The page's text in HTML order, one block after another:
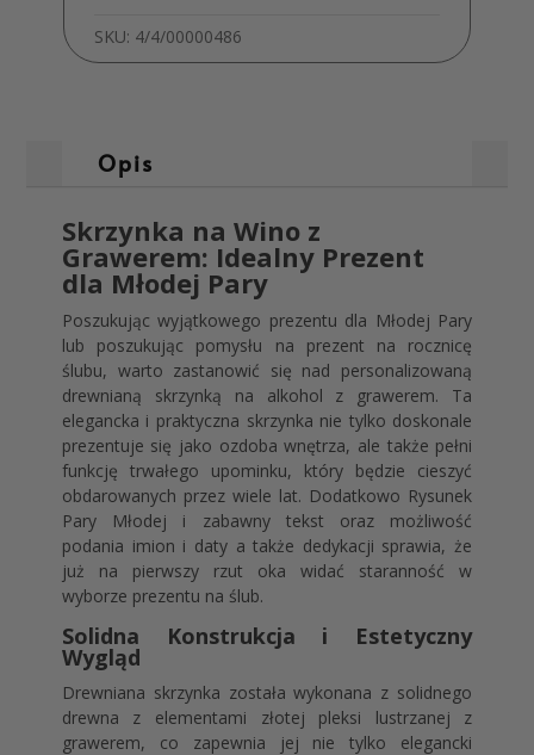
SKU: 4/4/00000486
Opis
Skrzynka na Wino z
Grawerem: Idealny Prezent
dla Młodej Pary
Poszukując wyjątkowego prezentu dla Młodej Pary
lub poszukując pomysłu na prezent na rocznicę
ślubu, warto zastanowić się nad personalizowaną
drewnianą skrzynką na alkohol z grawerem. Ta
elegancka i praktyczna skrzynka nie tylko doskonale
prezentuje się jako ozdoba wnętrza, ale także pełni
funkcję trwałego upominku, który będzie cieszyć
obdarowanych przez wiele lat. Dodatkowo Rysunek
Pary Młodej i zabawny tekst oraz możliwość
podania imion i daty a także dedykacji sprawia, że
już na pierwszy rzut oka widać staranność w
wyborze prezentu na ślub.
Solidna Konstrukcja i Estetyczny
Wygląd
Drewniana skrzynka została wykonana z solidnego
drewna z elementami złotej pleksi lustrzanej z
grawerem, co zapewnia jej nie tylko elegancki